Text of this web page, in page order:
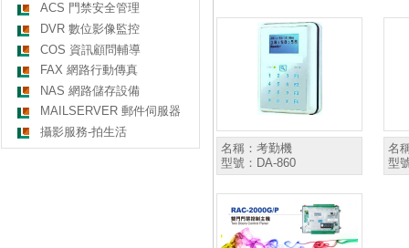
ACS 門禁安全管理
DVR 數位影像監控
COS 資訊顧問輔導
FAX 網路行動傳真
NAS 網路儲存設備
MAILSERVER 郵件伺服器
攝影服務-拍生活
名稱： 考勤機
型號： DA-860
名
型